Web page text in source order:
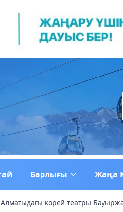
Барлығы Жаңа
Алматыдағы корей театры